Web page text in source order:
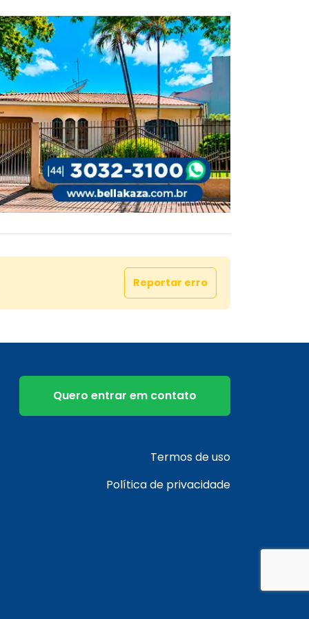
Reportar erro
Quero entrar em contato
Termos de uso
Política de privacidade